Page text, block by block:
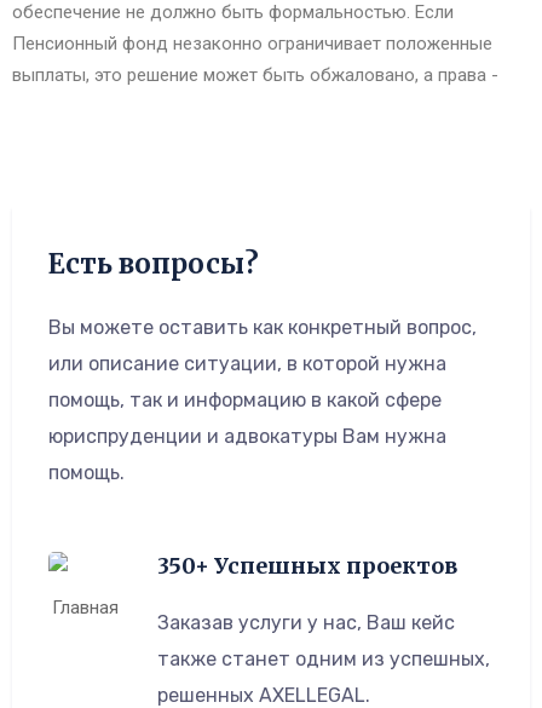
обеспечение не должно быть формальностью. Если
Пенсионный фонд незаконно ограничивает положенные
выплаты, это решение может быть обжаловано, а права -
Есть вопросы?
Вы можете оставить как конкретный вопрос,
или описание ситуации, в которой нужна
помощь, так и информацию в какой сфере
юриспруденции и адвокатуры Вам нужна
помощь.
350+ Успешных проектов
Заказав услуги у нас, Ваш кейс
также станет одним из успешных,
решенных AXELLEGAL.